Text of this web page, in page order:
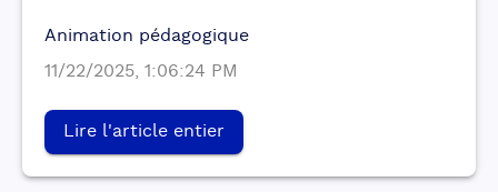
Animation pédagogique
11/22/2025, 1:06:24 PM
Lire l'article entier